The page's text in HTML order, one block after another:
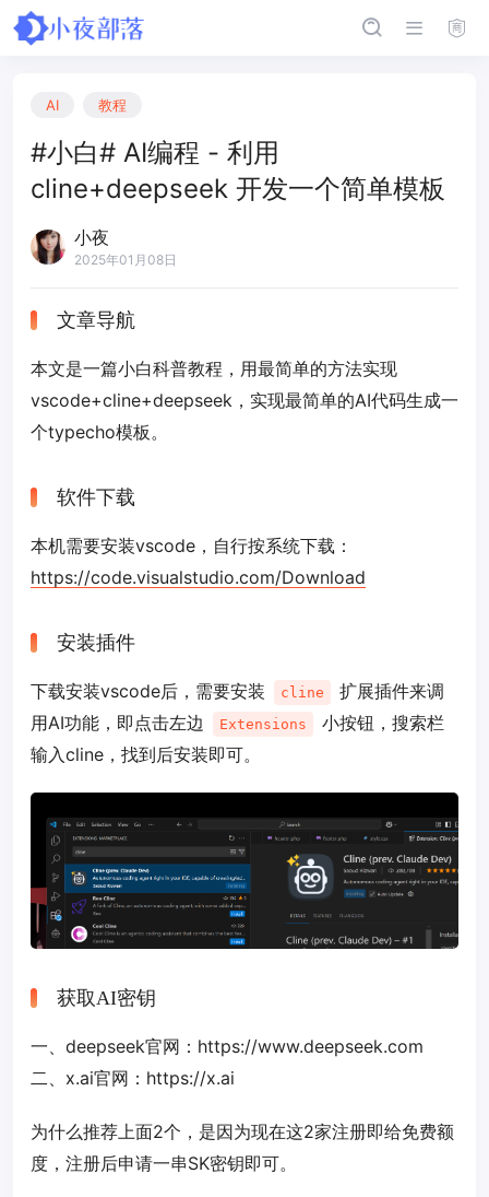
AI 教程
#小白# AI编程 - 利用
cline+deepseek 开发一个简单模板
小夜
2025年01月08日
文章导航
本文是一篇小白科普教程，用最简单的方法实现
vscode+cline+deepseek，实现最简单的AI代码生成一
个typecho模板。
软件下载
本机需要安装vscode，自行按系统下载：
https://code.visualstudio.com/Download
安装插件
下载安装vscode后，需要安装 cline
扩展插件来调
用AI功能，即点击左边
Extensions
小按钮，搜索栏
输入cline，找到后安装即可。
获取AI密钥
一、deepseek官网：https://www.deepseek.com
二、x.ai官网：https://x.ai
为什么推荐上面2个，是因为现在这2家注册即给免费额
度，注册后申请一串SK密钥即可。